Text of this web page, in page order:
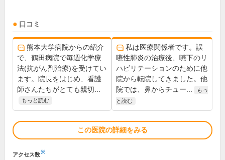
口コミ
熊本大学病院からの紹介
で、鶴田病院で毎週化学療
法(抗がん剤治療)を受けてい
ます。院長をはじめ、看護
師さんたちがとても親切...
もっと読む
私は医療関係者です。誤
嚥性肺炎の治療後、嚥下のリ
ハビリテーションのために他
院から転院してきました。他
院では、鼻からチュー...
もっ
と読む
この医院の詳細をみる
アクセス数※